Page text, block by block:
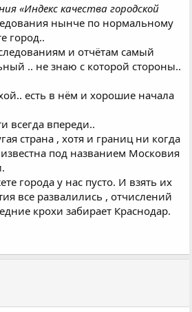
«Индекс качества городской
нынче по нормальному
город..
и отчётам самый
.. не знаю с которой стороны..
есть в нём и хорошие начала
всегда впереди..
страна , хотя и границ ни когда
под названием Московия
города у нас пусто. И взять их
все развалились , отчислений
крохи забирает Краснодар.